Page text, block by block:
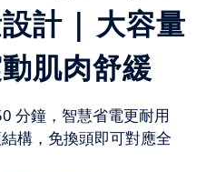
計 | 大容量
肌肉舒緩
分鐘，智慧省電更耐用
構，免換頭即可對應全